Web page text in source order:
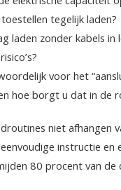
tegelijk laden?
laden zonder kabels in
voor het
hoe borgt u dat in de
niet afhangen
instructie en
80 procent van de